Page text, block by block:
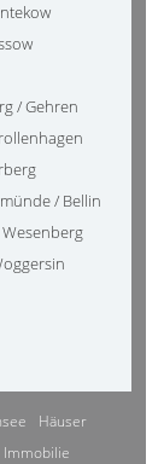
/ Gehren
/ Bellin
Wesenberg
Häuser
Immobilie